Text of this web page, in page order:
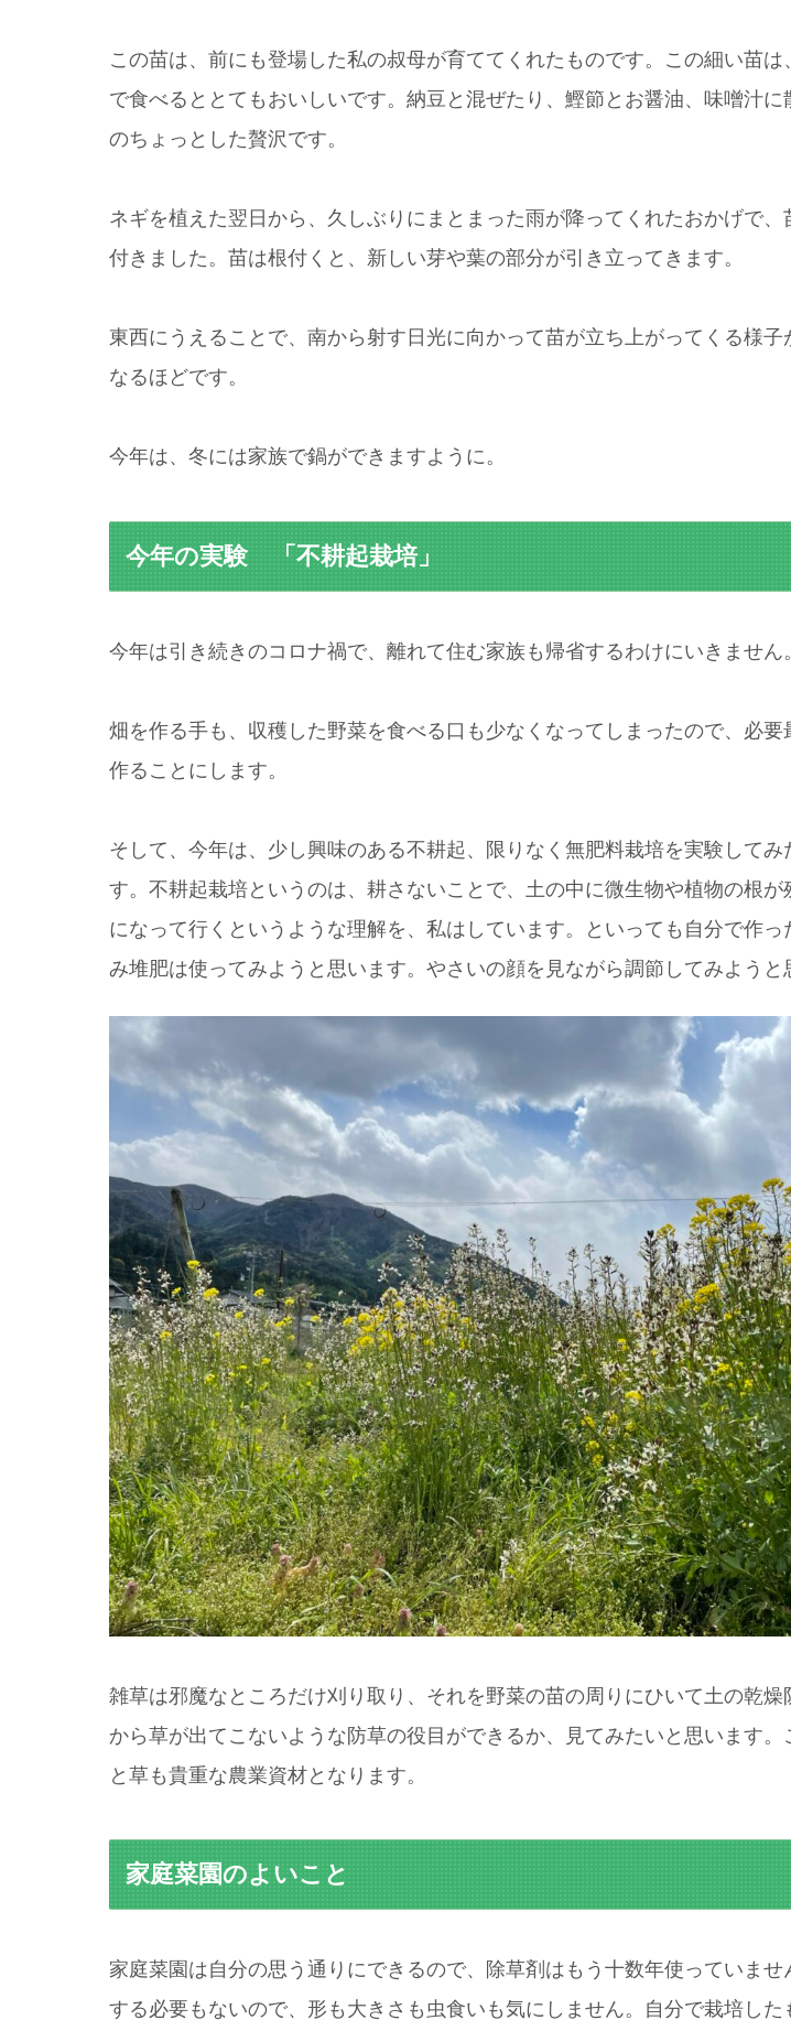
この苗は、前にも登場した私の叔母が育ててくれたものです。この細い苗は
で食べるととてもおいしいです。納豆と混ぜたり、鰹節とお醤油、味噌汁に
のちょっとした贅沢です。
ネギを植えた翌日から、久しぶりにまとまった雨が降ってくれたおかげで、
付きました。苗は根付くと、新しい芽や葉の部分が引き立ってきます。
東西にうえることで、南から射す日光に向かって苗が立ち上がってくる様子
なるほどです。
今年は、冬には家族で鍋ができますように。
今年の実験 「不耕起栽培」
今年は引き続きのコロナ禍で、離れて住む家族も帰省するわけにいきません。
畑を作る手も、収穫した野菜を食べる口も少なくなってしまったので、必要
作ることにします。
そして、今年は、少し興味のある不耕起、限りなく無肥料栽培を実験してみ
す。不耕起栽培というのは、耕さないことで、土の中に微生物や植物の根が
になって行くというような理解を、私はしています。といっても自分で作っ
み堆肥は使ってみようと思います。やさいの顔を見ながら調節してみようと
雑草は邪魔なところだけ刈り取り、それを野菜の苗の周りにひいて土の乾燥
から草が出てこないような防草の役目ができるか、見てみたいと思います。
と草も貴重な農業資材となります。
家庭菜園のよいこと
家庭菜園は自分の思う通りにできるので、除草剤はもう十数年使っていませ
する必要もないので、形も大きさも虫食いも気にしません。自分で栽培した